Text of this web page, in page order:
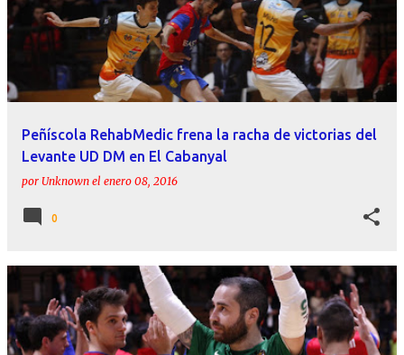
Peñíscola RehabMedic frena la racha de victorias del
Levante UD DM en El Cabanyal
por Unknown el enero 08, 2016
0